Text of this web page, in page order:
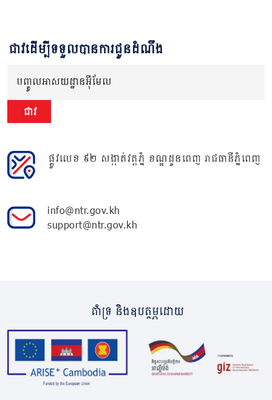
ជាវដើម្បីទទួលបានការជូនដំណឹង
បញ្ចូលអាសយដ្ឋានអ៊ីមែល
ជាវ
ផ្លូវលេខ ៩២ សង្កាត់វត្តភ្នំ ខណ្ឌដូនពេញ រាជធានីភ្នំពេញ
info@ntr.gov.kh
support@ntr.gov.kh
គាំទ្រ និងឧបត្ថម្ភដោយ